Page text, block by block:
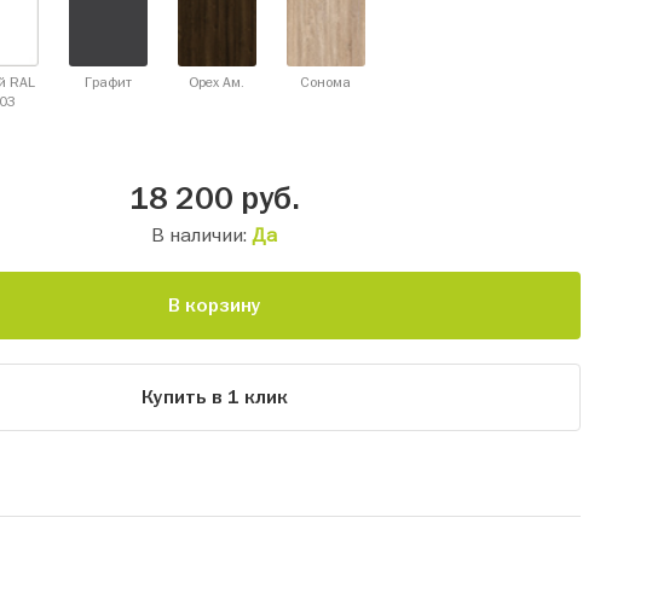
RAL
Графит Орех Ам. Сонома
18 200 руб.
В наличии: Да
В корзину
Купить в 1 клик